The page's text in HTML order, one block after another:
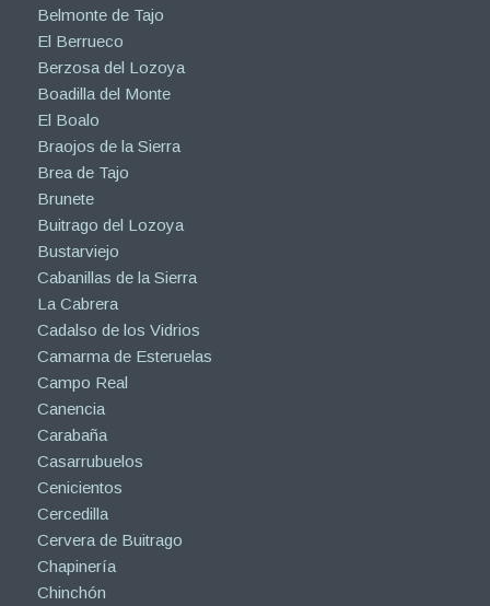
Belmonte de Tajo
El Berrueco
Berzosa del Lozoya
Boadilla del Monte
El Boalo
Braojos de la Sierra
Brea de Tajo
Brunete
Buitrago del Lozoya
Bustarviejo
Cabanillas de la Sierra
La Cabrera
Cadalso de los Vidrios
Camarma de Esteruelas
Campo Real
Canencia
Carabaña
Casarrubuelos
Cenicientos
Cercedilla
Cervera de Buitrago
Chapinería
Chinchón